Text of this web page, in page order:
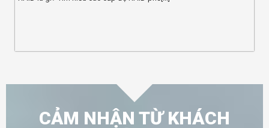
CẢM NHẬN TỪ KHÁCH